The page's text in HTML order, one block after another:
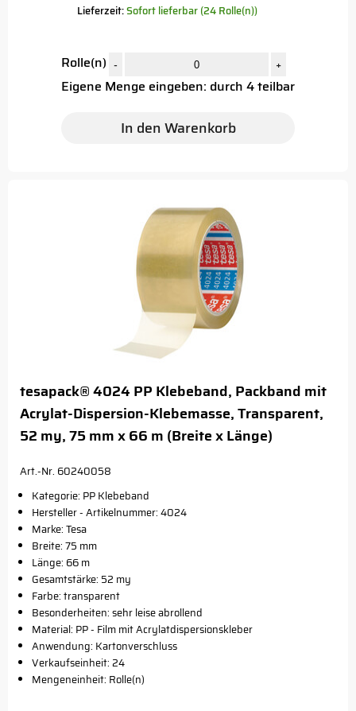
Lieferzeit:Sofort lieferbar (24 Rolle(n))
Rolle(n) - +
Eigene Menge eingeben: durch 4 teilbar
In den Warenkorb
tesapack® 4024 PP Klebeband, Packband mit
Acrylat-Dispersion-Klebemasse, Transparent,
52 my, 75 mm x 66 m (Breite x Länge)
Art.-Nr. 60240058
Kategorie: PP Klebeband
Hersteller - Artikelnummer: 4024
Marke: Tesa
Breite: 75 mm
Länge: 66 m
Gesamtstärke: 52 my
Farbe: transparent
Besonderheiten: sehr leise abrollend
Material: PP - Film mit Acrylatdispersionskleber
Anwendung: Kartonverschluss
Verkaufseinheit: 24
Mengeneinheit: Rolle(n)